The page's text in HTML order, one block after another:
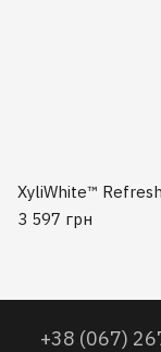
XyliWhite™
3 597 грн
+38 (067)